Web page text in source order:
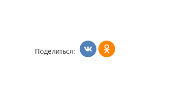
Поделиться: